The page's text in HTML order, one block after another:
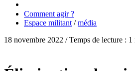
Comment agir ?
Espace militant /média
18 novembre 2022 / Temps de lecture :